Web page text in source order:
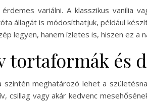
variálni. A klasszikus vanília
állagát is módosíthatjuk, például
legyen, hanem ízletes is, hiszen ez a
tortaformák és
meghatározó lehet a
csillag vagy akár kedvenc